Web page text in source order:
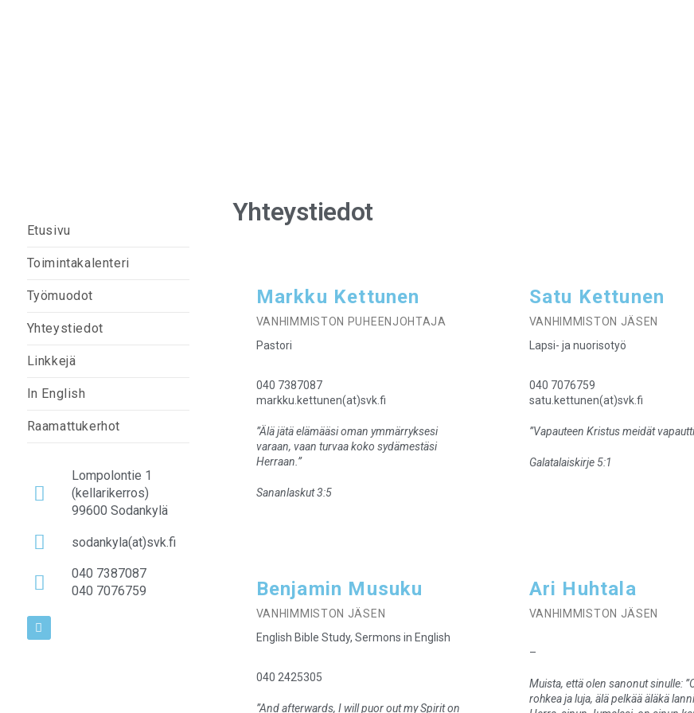
Etusivu
Toimintakalenteri
Työmuodot
Yhteystiedot
Linkkejä
In English
Raamattukerhot
Lompolontie 1
(kellarikerros)
99600 Sodankylä
sodankyla(at)svk.fi
040 7387087
040 7076759
Yhteystiedot
Markku Kettunen
VANHIMMISTON PUHEENJOHTAJA
Pastori
040 7387087
markku.kettunen(at)svk.fi
”Älä jätä elämääsi oman ymmärryksesi
varaan, vaan turvaa koko sydämestäsi
Herraan.”
Sananlaskut 3:5
Satu Kettunen
VANHIMMISTON JÄSEN
Lapsi- ja nuorisotyö
040 7076759
satu.kettunen(at)svk.fi
”Vapauteen Kristus meidät
Galatalaiskirje 5:1
Benjamin Musuku
VANHIMMISTON JÄSEN
English Bible Study, Sermons in English
040 2425305
”And afterwards, I will puor out my Spirit on
Ari Huhtala
VANHIMMISTON JÄSEN
–
Muista, että olen sanonut sinulle:
rohkea ja luja, älä pelkää äläkä